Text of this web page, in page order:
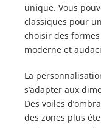
unique. Vous
classiques pour
choisir des
moderne et
La
s’adapter aux
Des voiles
des zones plus